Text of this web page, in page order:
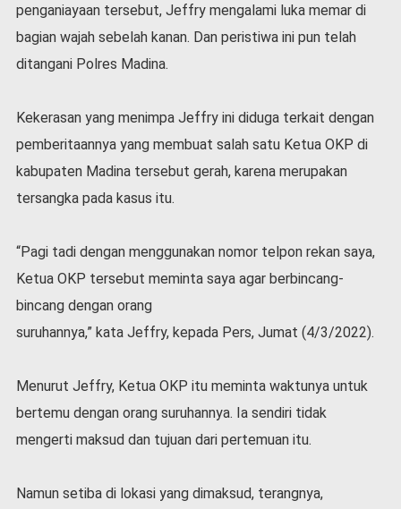
penganiayaan tersebut, Jeffry mengalami luka memar di
bagian wajah sebelah kanan. Dan peristiwa ini pun telah
ditangani Polres Madina.
Kekerasan yang menimpa Jeffry ini diduga terkait dengan
pemberitaannya yang membuat salah satu Ketua OKP di
kabupaten Madina tersebut gerah, karena merupakan
tersangka pada kasus itu.
“Pagi tadi dengan menggunakan nomor telpon rekan saya,
Ketua OKP tersebut meminta saya agar berbincang-
bincang dengan orang
suruhannya,” kata Jeffry, kepada Pers, Jumat (4/3/2022).
Menurut Jeffry, Ketua OKP itu meminta waktunya untuk
bertemu dengan orang suruhannya. Ia sendiri tidak
mengerti maksud dan tujuan dari pertemuan itu.
Namun setiba di lokasi yang dimaksud, terangnya,